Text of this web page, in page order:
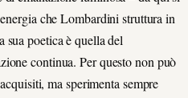
che Lombardini struttura in
poetica è quella del
continua. Per questo non può
ma sperimenta sempre